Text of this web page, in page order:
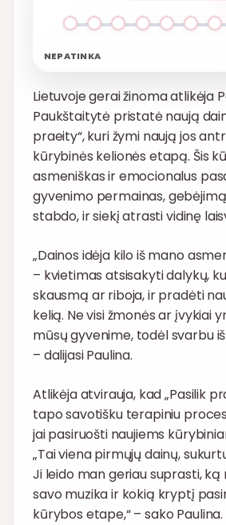
NEPATINKA
Lietuvoje gerai žinoma atlikėja
Paukštaitytė pristatė naują
praeity“, kuri žymi naują jos
kūrybinės kelionės etapą. Šis
asmeniškas ir emocionalus
gyvenimo permainas,
stabdo, ir siekį atrasti vidinę
„Dainos idėja kilo iš mano
– kvietimas atsisakyti dalykų,
skausmą ar riboja, ir pradėti
kelią. Ne visi žmonės ar įvykiai
mūsų gyvenime, todėl svarbu
– dalijasi Paulina.
Atlikėja atvirauja, kad „Pasilik
tapo savotišku terapiniu
jai pasiruošti naujiems
„Tai viena pirmųjų dainų,
Ji leido man geriau suprasti,
savo muzika ir kokią kryptį
kūrybos etape,“ – sako Paulina.